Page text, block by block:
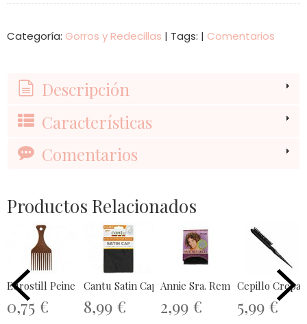
Categoría: Gorros y Redecillas | Tags: | Comentarios
Descripción
Características
Comentarios
Productos Relacionados
Eurostill Peine AhueMini Pua - 406
0,75 €
Cantu Satin Cap
8,99 €
Annie Sra. Remi #4478 Sábana
2,99 €
Cepillo
5,99 €